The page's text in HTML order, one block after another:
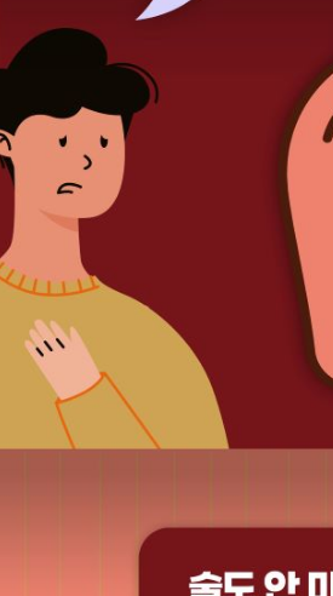
어떤 검사로 진단하나요? … 76
없이 간암을 진단할 수 있나요? I 초음
능, 간암 종양표지자 수치가 정상인데도
은 몇 기에 해당하나요? … 83
암과 담관암은 어떤 차이가 있는 건가
조기에 발견하려면 어떻게 해야 하나
로 간암 검진을 받았는데도 진행된 간암
진단을 받았는데 국가 간암 검진을 계속
암의 치료
어떻게 치료하나요? … 102
권유받았는데, 꼭 수술을 해야 하나요?
절제된 간은 다시 원래 크기로 커지나
경우에 경동맥화학색전술을 받게 되나요
화학색전술, 약물방출미세구색전술의